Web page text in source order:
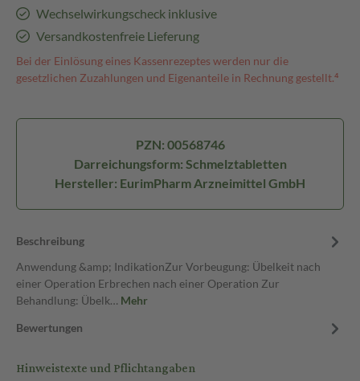
Wechselwirkungscheck inklusive
Versandkostenfreie Lieferung
Bei der Einlösung eines Kassenrezeptes werden nur die
gesetzlichen Zuzahlungen und Eigenanteile in Rechnung gestellt.⁴
PZN: 00568746
Darreichungsform: Schmelztabletten
Hersteller: EurimPharm Arzneimittel GmbH
Beschreibung
Anwendung &amp; IndikationZur Vorbeugung: Übelkeit nach
einer Operation Erbrechen nach einer Operation Zur
Behandlung: Übelk… Mehr
Bewertungen
Hinweistexte und Pflichtangaben